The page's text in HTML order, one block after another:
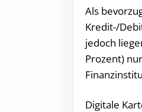
Als
Kredit-/
jedoch
Prozent)
Digitale